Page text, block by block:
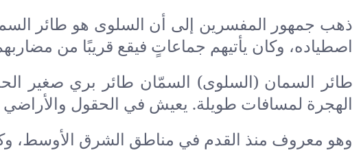
ذهب جمهور المفسرين إلى أن السلوى هو طائر
اصطياده، وكان يأتيهم جماعاتٍ فيقع قريبًا من
طائر السمان (السلوى) السمّان طائر بري صغير
الهجرة لمسافات طويلة. يعيش في الحقول
وهو معروف منذ القدم في مناطق الشرق الأوسط،